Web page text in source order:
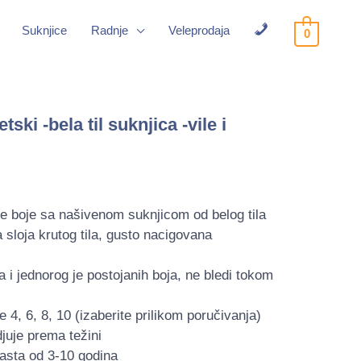
Suknjice Radnje
Veleprodaja
0
-bela til suknjica -vile i
boje sa našivenom suknjicom od belog tila
sloja krutog tila, gusto nacigovana
i jednorog je postojanih boja, ne bledi tokom
4, 6, 8, 10 (izaberite prilikom poručivanja)
prema težini
od 3-10 godina